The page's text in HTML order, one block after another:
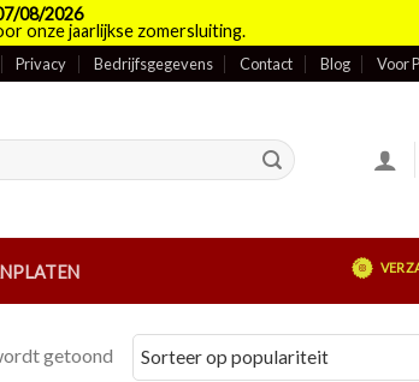
08/2026
onze jaarlijkse zomersluiting.
Privacy Bedrijfsgegevens Contact Blog Voor
getoond